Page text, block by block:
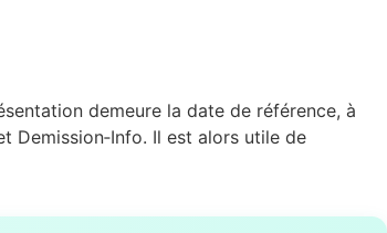
demeure la date de référence, à
Demission‑Info. Il est alors utile de